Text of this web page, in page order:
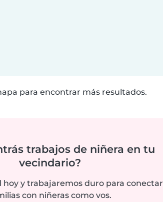
para encontrar más resultados.
trabajos de niñera en tu
vecindario?
y trabajaremos duro para conectar
con niñeras como vos.